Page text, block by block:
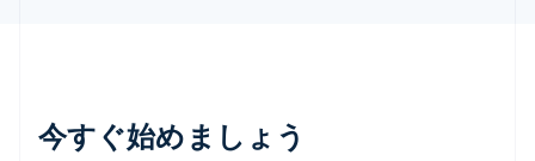
今すぐ始めましょう
ドイツ